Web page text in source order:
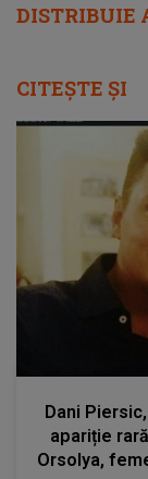
DISTRIBUIE
CITEȘTE ȘI
Dani
apariție
Orsolya,